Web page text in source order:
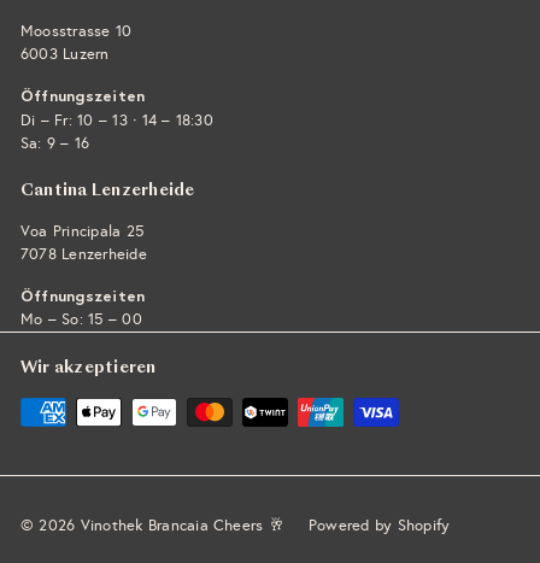
Moosstrasse 10
6003 Luzern
Öffnungszeiten
Di – Fr: 10 – 13 · 14 – 18:30
Sa: 9 – 16
Cantina Lenzerheide
Voa Principala 25
7078 Lenzerheide
Öffnungszeiten
Mo – So: 15 – 00
Wir akzeptieren
© 2026 Vinothek Brancaia Cheers 🥂 Powered by Shopify